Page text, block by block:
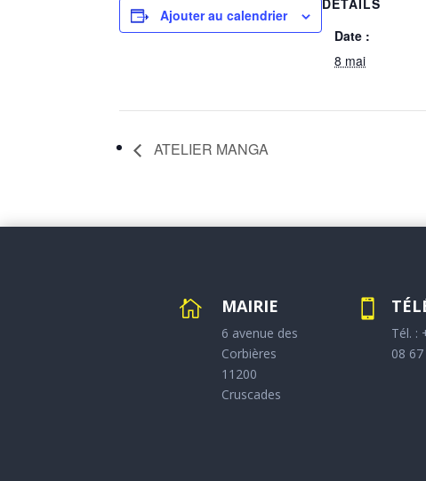
Ajouter au calendrier
DÉTAILS
Date :
8 mai
ATELIER MANGA
 MAIRIE
6 avenue des
Corbières
11200
Cruscades

Tél. :
08 67